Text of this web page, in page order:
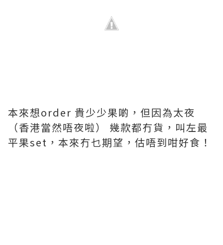
本來想order 貴少少果啲，但因為太夜
（香港當然唔夜啦） 幾款都冇貨，叫左最
平果set，本來冇乜期望，估唔到咁好食！